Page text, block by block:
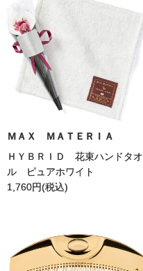
ＭＡＸ ＭＡＴＥＲＩＡ
ＨＹＢＲＩＤ 花束ハンドタオ
ル ピュアホワイト
1,760円(税込)